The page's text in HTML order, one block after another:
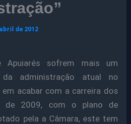
de 2012
Apuiarés sofrem mais um
administração atual no
acabar com a carreira dos
de 2009, com o plano de
pela a Câmara, este tem